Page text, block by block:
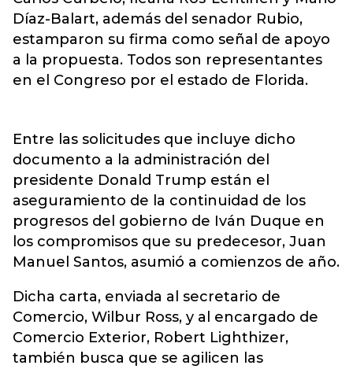
Díaz-Balart, además del senador Rubio,
estamparon su firma como señal de apoyo
a la propuesta. Todos son representantes
en el Congreso por el estado de Florida.
Entre las solicitudes que incluye dicho
documento a la administración del
presidente Donald Trump están el
aseguramiento de la continuidad de los
progresos del gobierno de Iván Duque en
los compromisos que su predecesor, Juan
Manuel Santos, asumió a comienzos de año.
Dicha carta, enviada al secretario de
Comercio, Wilbur Ross, y al encargado de
Comercio Exterior, Robert Lighthizer,
también busca que se agilicen las